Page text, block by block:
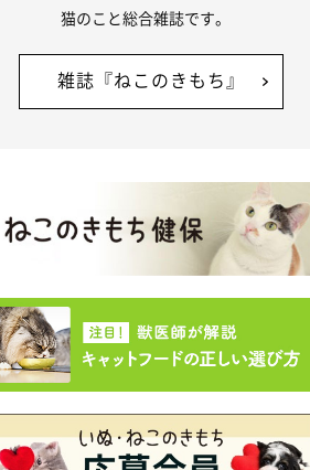
猫のこと総合雑誌です。
雑誌『ねこのきもち』